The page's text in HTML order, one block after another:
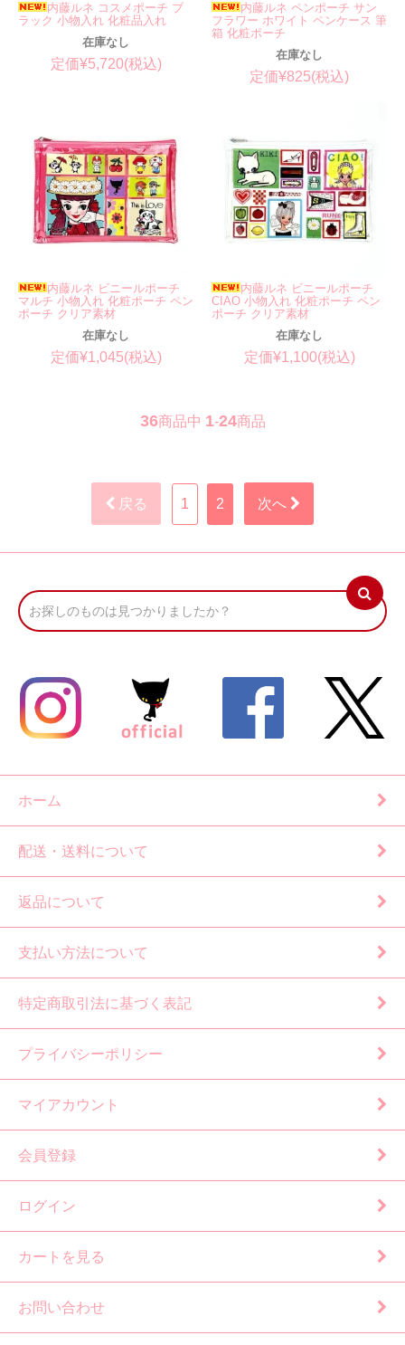
内藤ルネ コスメポーチ ブ
ラック 小物入れ 化粧品入れ
在庫なし
定価¥5,720(税込)
内藤ルネ ペンポーチ サン
フラワー ホワイト ペンケース 筆
箱 化粧ポーチ
在庫なし
定価¥825(税込)
内藤ルネ ビニールポーチ
マルチ 小物入れ 化粧ポーチ ペン
ポーチ クリア素材
在庫なし
定価¥1,045(税込)
内藤ルネ ビニールポーチ
CIAO 小物入れ 化粧ポーチ ペン
ポーチ クリア素材
在庫なし
定価¥1,100(税込)
36商品中 1-24商品
戻る 1 2 次へ
ホーム
配送・送料について
返品について
支払い方法について
特定商取引法に基づく表記
プライバシーポリシー
マイアカウント
会員登録
ログイン
カートを見る
お問い合わせ